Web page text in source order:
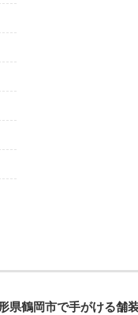
県鶴岡市で手がける舗